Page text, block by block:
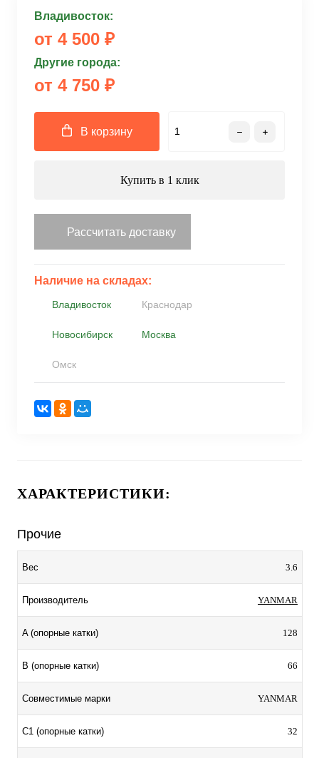
Владивосток:
от 4 500 ₽
Другие города:
от 4 750 ₽
В корзину
Купить в 1 клик
Рассчитать доставку
Наличие на складах:
Владивосток Краснодар
Новосибирск Москва
Омск
ХАРАКТЕРИСТИКИ:
Прочие
Вес 3.6
Производитель YANMAR
A (опорные катки) 128
B (опорные катки) 66
Совместимые марки YANMAR
C1 (опорные катки) 32